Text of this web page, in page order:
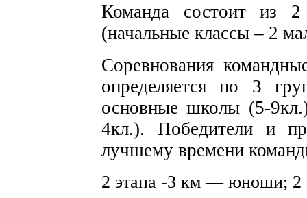
Команда состоит из
(начальные классы – 2
Соревнования
определяется по 3
основные школы (5-
4кл.). Победители и
лучшему времени
2 этапа -3 км — юноши;